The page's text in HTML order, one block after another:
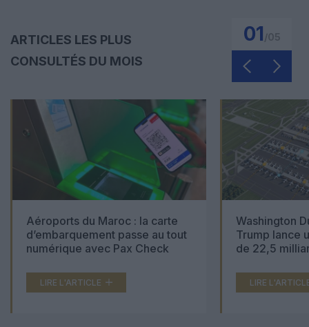
ARTICLES LES PLUS
CONSULTÉS DU MOIS
01
Aéroports du Maroc : la carte
d’embarquement passe au tout
numérique avec Pax Check
LIRE L'ARTICLE
Washington
Trump lance
de 22,5
LIRE